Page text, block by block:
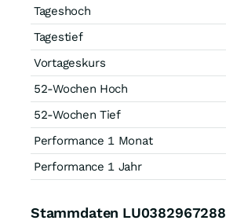
Tageshoch
Tagestief
Vortageskurs
52-Wochen Hoch
52-Wochen Tief
Performance 1 Monat
Performance 1 Jahr
Stammdaten LU0382967288